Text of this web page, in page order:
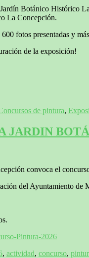
Botánico Histórico
La Concepción.
fotos presentadas y
de la exposición!
de pintura,
JARDIN
convoca el
del Ayuntamiento de
Pintura-2026
, actividad, concurso,